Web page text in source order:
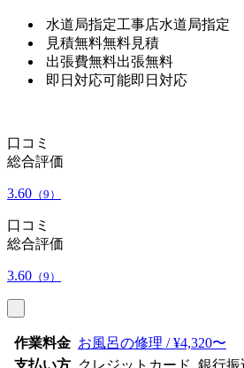
水道局指定工事店水道局指定
見積無料無料見積
出張費無料出張無料
即日対応可能即日対応
口コミ
総合評価
3.60 （9）
口コミ
総合評価
3.60 （9）
作業料金 お風呂の修理 / ¥4,320〜
支払い方
クレジットカード, 銀行